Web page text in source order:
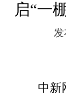
启“一
发
中新网